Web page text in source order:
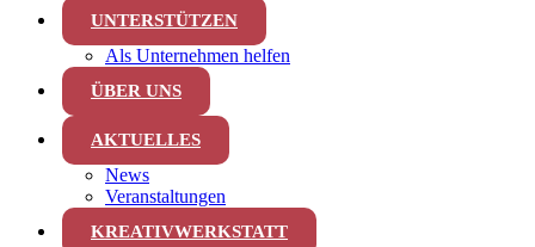
UNTERSTÜTZEN
Als Unternehmen helfen
ÜBER UNS
AKTUELLES
News
Veranstaltungen
KREATIVWERKSTATT